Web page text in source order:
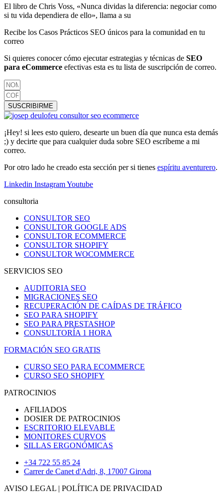
El libro de Chris Voss, «Nunca dividas la diferencia: negociar como
si tu vida dependiera de ello», llama a su
Recibe los Casos Prácticos SEO únicos para la comunidad en tu
correo
Si quieres conocer cómo ejecutar estrategias y técnicas de SEO
para eCommerce efectivas esta es tu lista de suscripción de correo.
SUSCRIBIRME
¡Hey! si lees esto quiero, desearte un buen día que nunca esta demás
;) y decirte que para cualquier duda sobre SEO escríbeme a mi
correo.
Por otro lado he creado esta sección per si tienes espíritu aventurero.
Linkedin InstagramYoutube
consultoria
CONSULTOR SEO
CONSULTOR GOOGLE ADS
CONSULTOR ECOMMERCE
CONSULTOR SHOPIFY
CONSULTOR WOCOMMERCE
SERVICIOS SEO
AUDITORIA SEO
MIGRACIONES SEO
RECUPERACIÓN DE CAÍDAS DE TRÁFICO
SEO PARA SHOPIFY
SEO PARA PRESTASHOP
CONSULTORÍA 1 HORA
FORMACIÓN SEO GRATIS
CURSO SEO PARA ECOMMERCE
CURSO SEO SHOPIFY
PATROCINIOS
AFILIADOS
DOSIER DE PATROCINIOS
ESCRITORIO ELEVABLE
MONITORES CURVOS
SILLAS ERGONÓMICAS
+34 722 55 85 24
Carrer de Canet d'Adri, 8, 17007 Girona
AVISO LEGAL | POLÍTICA DE PRIVACIDAD